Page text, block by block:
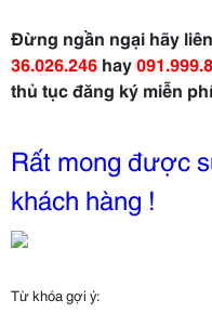
Đừng ngần ngại hãy
36.026.246 hay
thủ tục đăng ký miễn
Rất mong được
khách hàng !
Từ khóa gợi ý: